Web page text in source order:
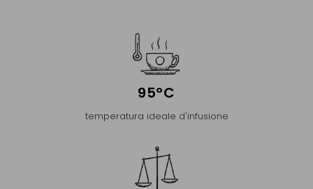
95°C
temperatura ideale d'infusione